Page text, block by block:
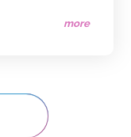
聴(ゴルフ場内限more